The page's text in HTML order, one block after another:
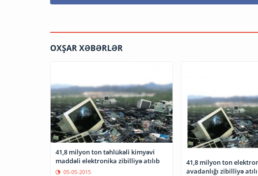
OXŞAR XƏBƏRLƏR
41,8 milyon ton təhlükəli kimyəvi
maddəli elektronika zibilliyə atılıb
05-05-2015
41,8 milyon ton
avadanlığı zibilliyə